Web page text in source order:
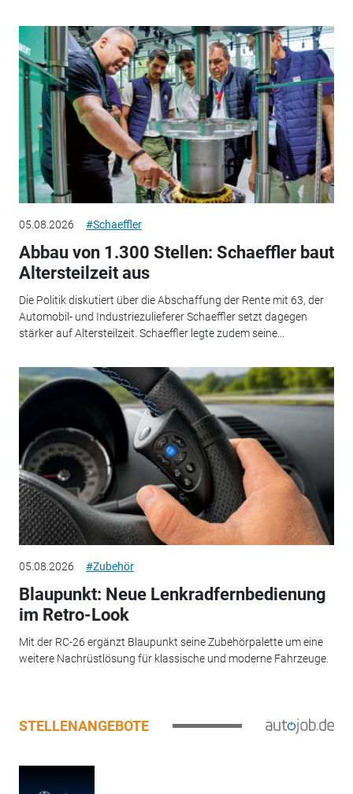
05.08.2026 #Schaeffler
Abbau von 1.300 Stellen: Schaeffler baut
Altersteilzeit aus
Die Politik diskutiert über die Abschaffung der Rente mit 63, der
Automobil- und Industriezulieferer Schaeffler setzt dagegen
stärker auf Altersteilzeit. Schaeffler legte zudem seine...
05.08.2026 #Zubehör
Blaupunkt: Neue Lenkradfernbedienung
im Retro-Look
Mit der RC-26 ergänzt Blaupunkt seine Zubehörpalette um eine
weitere Nachrüstlösung für klassische und moderne Fahrzeuge.
STELLENANGEBOTE